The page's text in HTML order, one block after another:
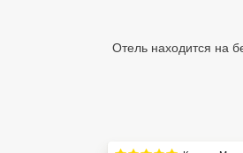
Отель находится на